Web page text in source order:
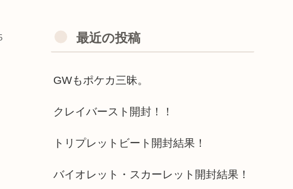
最近の投稿
GWもポケカ三昧。
クレイバースト開封！！
トリプレットビート開封結果！
バイオレット・スカーレット開封結果！